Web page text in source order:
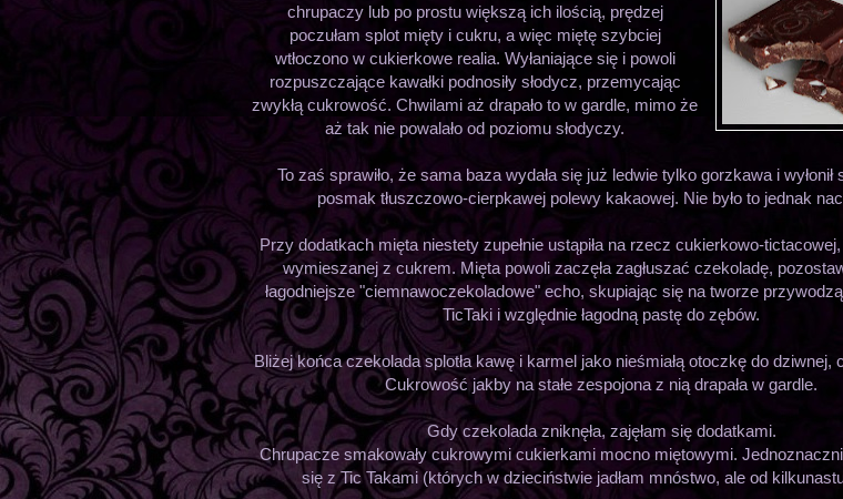
chrupaczy lub po prostu większą ich ilością, prędzej
poczułam splot mięty i cukru, a więc miętę szybciej
wtłoczono w cukierkowe realia. Wyłaniające się i powoli
rozpuszczające kawałki podnosiły słodycz, przemycając
zwykłą cukrowość. Chwilami aż drapało to w gardle, mimo że
aż tak nie powalało od poziomu słodyczy.
To zaś sprawiło, że sama baza wydała się już ledwie tylko gorzkawa i wyłonił
posmak tłuszczowo-cierpkawej polewy kakaowej. Nie było to jednak
Przy dodatkach mięta niestety zupełnie ustąpiła na rzecz cukierkowo-
wymieszanej z cukrem. Mięta powoli zaczęła zagłuszać czekoladę,
łagodniejsze "ciemnawoczekoladowe" echo, skupiając się na tworze
TicTaki i względnie łagodną pastę do zębów.
Bliżej końca czekolada splotła kawę i karmel jako nieśmiałą otoczkę do dziwnej,
Cukrowość jakby na stałe zespojona z nią drapała w gardle.
Gdy czekolada zniknęła, zajęłam się dodatkami.
Chrupacze smakowały cukrowymi cukierkami mocno miętowymi.
się z Tic Takami (których w dzieciństwie jadłam mnóstwo, ale od